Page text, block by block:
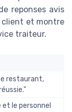
reponses avis
client et montre
traiteur.
restaurant,
le personnel